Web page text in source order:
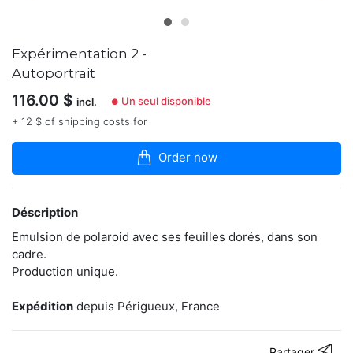
boutique
Je
suis
celle
qu'on
pour
vos
moments
les
plus
précieux
habillés
jolie
Je
Expérimentation 2 -
Autoportrait
116.00 $ incl. ● Un seul disponible
+ 12 $ of shipping costs for
Order now
Déscription
Emulsion de polaroid avec ses feuilles dorés, dans son
cadre.
Production unique.
Expédition depuis Périgueux, France